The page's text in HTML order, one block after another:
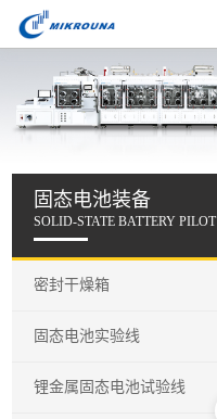
固态电池装备
SOLID-STATE BATTERY
密封干燥箱
固态电池实验线
锂金属固态电池试验线